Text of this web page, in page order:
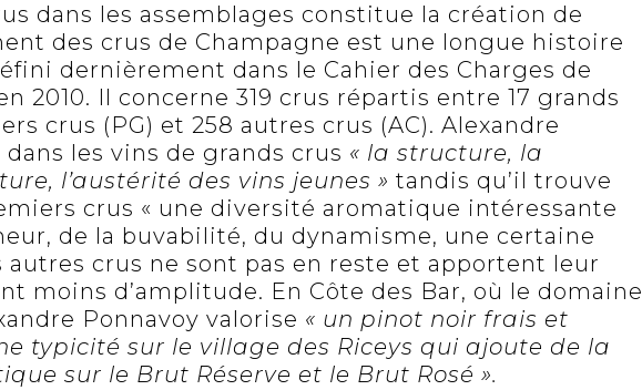
dans les assemblages constitue la création de
des crus de Champagne est une longue histoire
dernièrement dans le Cahier des Charges de
2010. Il concerne 319 crus répartis entre 17 grands
crus (PG) et 258 autres crus (AC). Alexandre
les vins de grands crus « la structure, la
l’austérité des vins jeunes » tandis qu’il trouve
crus « une diversité aromatique intéressante
de la buvabilité, du dynamisme, une certaine
autres crus ne sont pas en reste et apportent leur
moins d’amplitude. En Côte des Bar, où le domaine
Ponnavoy valorise « un pinot noir frais et
typicité sur le village des Riceys qui ajoute de la
sur le Brut Réserve et le Brut Rosé ».